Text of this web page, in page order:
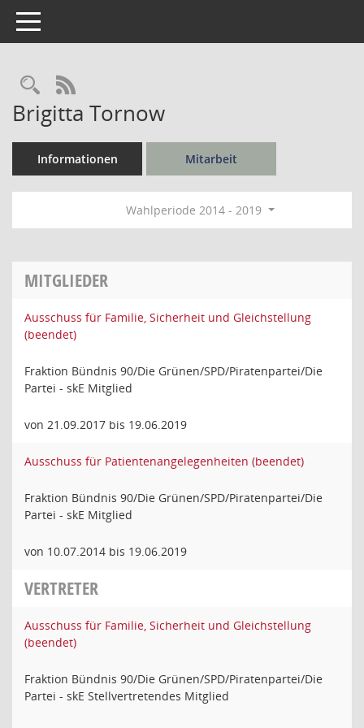
Toggle navigation
Rechercheauswahl
RSS-Feed
Brigitta Tornow
Informationen Mitarbeit
Wahlperiode 2014 - 2019
MITGLIEDER
Ausschuss für Familie, Sicherheit und Gleichstellung
(beendet)
Fraktion Bündnis 90/Die Grünen/SPD/Piratenpartei/Die
Partei - skE Mitglied
von 21.09.2017 bis 19.06.2019
Ausschuss für Patientenangelegenheiten (beendet)
Fraktion Bündnis 90/Die Grünen/SPD/Piratenpartei/Die
Partei - skE Mitglied
von 10.07.2014 bis 19.06.2019
VERTRETER
Ausschuss für Familie, Sicherheit und Gleichstellung
(beendet)
Fraktion Bündnis 90/Die Grünen/SPD/Piratenpartei/Die
Partei - skE Stellvertretendes Mitglied